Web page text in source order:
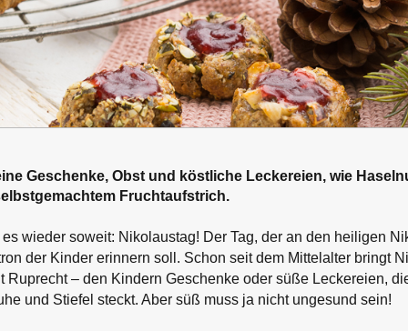
Geschenke, Obst und köstliche Leckereien, wie
Fruchtaufstrich.
wieder soweit: Nikolaustag! Der Tag, der an den heiligen
der Kinder erinnern soll. Schon seit dem Mittelalter bringt
Ruprecht – den Kindern Geschenke oder süße Leckereien,
und Stiefel steckt. Aber süß muss ja nicht ungesund sein!